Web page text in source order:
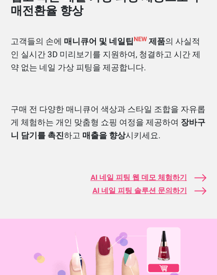
매전환율 향상
고객들의 손에 매니큐어 및 네일팁NEW 제품의 사실적
인 실시간 3D 미리보기를 지원하여, 청결하고 시간 제
약 없는 네일 가상 피팅을 제공합니다.
구매 전 다양한 매니큐어 색상과 스타일 조합을 자유롭
게 체험하는 개인 맞춤형 쇼핑 여정을 제공하여 장바구
니 담기를 촉진하고 매출을 향상시키세요.
AI 네일 피팅 웹 데모 체험하기
AI 네일 피팅 솔루션 문의하기